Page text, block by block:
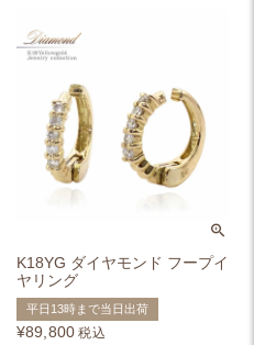
K18YG ダイヤモンド フープイ
ヤリング
平日13時まで当日出荷
¥89,800 税込